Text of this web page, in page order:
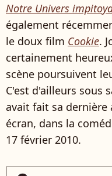
Notre Univers
également
le doux film Cookie.
certainement
scène poursuivent
C'est d'ailleurs sous
avait fait sa
écran, dans la
17 février 2010.